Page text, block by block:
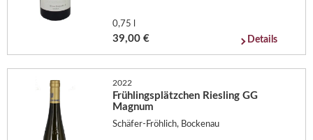
0,75 l
39,00 € Details
2022
Frühlingsplätzchen Riesling GG
Magnum
Schäfer-Fröhlich, Bockenau